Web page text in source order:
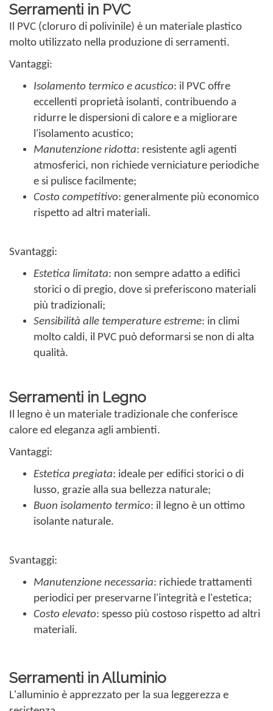
Serramenti in PVC
Il PVC (cloruro di polivinile) è un materiale plastico
molto utilizzato nella produzione di serramenti.
Vantaggi:
Isolamento termico e acustico: il PVC offre
eccellenti proprietà isolanti, contribuendo a
ridurre le dispersioni di calore e a migliorare
l'isolamento acustico;
Manutenzione ridotta: resistente agli agenti
atmosferici, non richiede verniciature periodiche
e si pulisce facilmente;
Costo competitivo: generalmente più economico
rispetto ad altri materiali.
Svantaggi:
Estetica limitata: non sempre adatto a edifici
storici o di pregio, dove si preferiscono materiali
più tradizionali;
Sensibilità alle temperature estreme: in climi
molto caldi, il PVC può deformarsi se non di alta
qualità.
Serramenti in Legno
Il legno è un materiale tradizionale che conferisce
calore ed eleganza agli ambienti.
Vantaggi:
Estetica pregiata: ideale per edifici storici o di
lusso, grazie alla sua bellezza naturale;
Buon isolamento termico: il legno è un ottimo
isolante naturale.
Svantaggi:
Manutenzione necessaria: richiede trattamenti
periodici per preservarne l'integrità e l'estetica;
Costo elevato: spesso più costoso rispetto ad altri
materiali.
Serramenti in Alluminio
L'alluminio è apprezzato per la sua leggerezza e